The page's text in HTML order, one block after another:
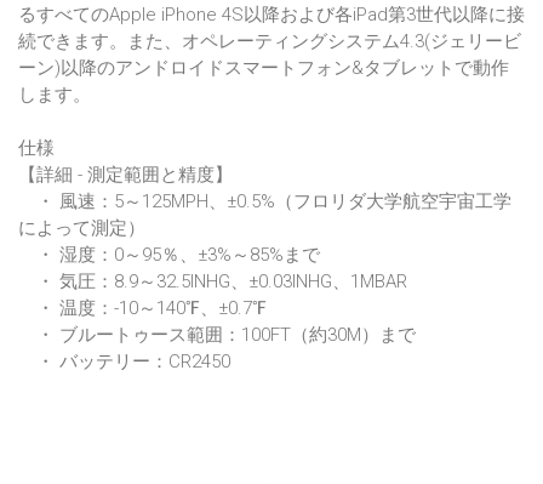
るすべてのApple iPhone 4S以降および各iPad第3世代以降に接
続できます。また、オペレーティングシステム4.3(ジェリービ
ーン)以降のアンドロイドスマートフォン&タブレットで動作
します。
仕様
【詳細 - 測定範囲と精度】
・ 風速：5～125MPH、±0.5%（フロリダ大学航空宇宙工学
によって測定）
・ 湿度：0～95％、±3%～85%まで
・ 気圧：8.9～32.5INHG、±0.03INHG、1MBAR
・ 温度：-10～140℉、±0.7℉
・ ブルートゥース範囲：100FT（約30M）まで
・ バッテリー：CR2450